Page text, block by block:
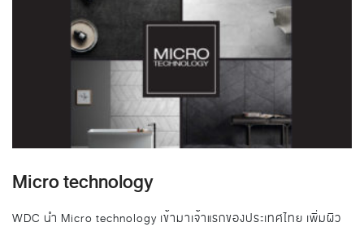
Micro technology
WDC นำ Micro technology เข้ามาเจ้าแรกของประเทศไทย เพิ่มผิว